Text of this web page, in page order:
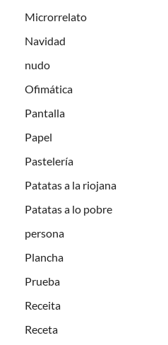
Microrrelato
Navidad
nudo
Ofimática
Pantalla
Papel
Pastelería
Patatas a la riojana
Patatas a lo pobre
persona
Plancha
Prueba
Receita
Receta